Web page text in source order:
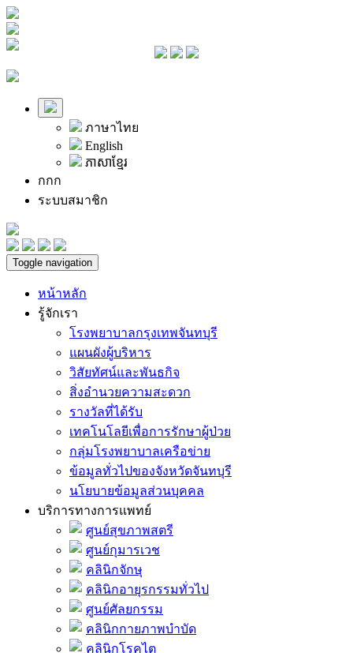
ภาษาไทย
English
ភាសាខ្មែរ
กกก
ระบบสมาชิก
Toggle navigation
หน้าหลัก
รู้จักเรา
โรงพยาบาลกรุงเทพจันทบุรี
แผนผังผู้บริหาร
วิสัยทัศน์และพันธกิจ
สิ่งอำนวยความสะดวก
รางวัลที่ได้รับ
เทคโนโลยีเพื่อการรักษาผู้ป่วย
กลุ่มโรงพยาบาลเครือข่าย
ข้อมูลทั่วไปของจังหวัดจันทบุรี
นโยบายข้อมูลส่วนบุคคล
บริการทางการแพทย์
ศูนย์สุขภาพสตรี
ศูนย์กุมารเวช
คลินิกจักษุ
คลินิกอายุรกรรมทั่วไป
ศูนย์ศัลยกรรม
คลินิกกายภาพบำบัด
คลินิกโรคไต